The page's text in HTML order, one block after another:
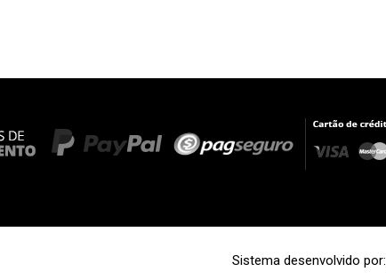
Sistema desenvolvido por: